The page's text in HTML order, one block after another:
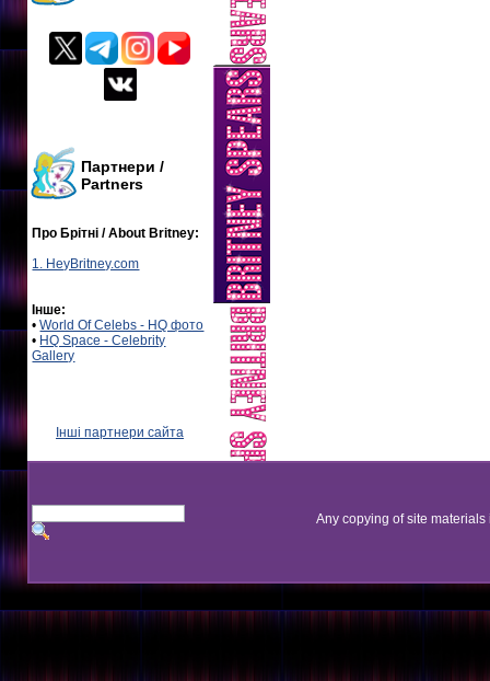
Партнери /
Partners
Про Брітні / About Britney:
1. HeyBritney.com
Інше:
•World Of Celebs - HQ фото
• HQ Space - Celebrity
Gallery
Інші партнери сайта
Any copying of site